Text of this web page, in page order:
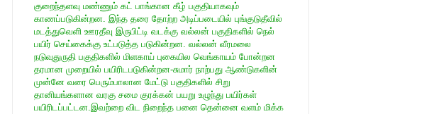
குறைந்தளவு மண்ணும் கட் பாங்கான கீழ் பகுதியாகவும்
காணப்படுகின்றன. இந்த தரை தோற்ற அடிப்படையில் புங்குடுதீவில்
மடத்துவெளி ஊரதீவு இருபிட்டி வடக்கு வல்லன் பகுதிகளில் நெல்
பயிர் செய்கைக்கு உட்படுத்த படுகின்றன. வல்லன் வீரமலை
நடுவுதுருதி பகுதிகளில் மிளகாய் புகையில வெங்காயம் போன்றன
தரமான முறையில் பயிரிடபடுகின்றன-சுமார் நாற்பது ஆண்டுகளின்
முன்னே வரை பெரும்பாலான மேட்டு பகுதிகளில் சிறு
தானியங்களான வரகு சமை குரக்கன் பயறு உழுந்து பயிர்கள்
பயிரிடப்பட்டன.இவற்றை விட நிறைந்த பனை தென்னை வளம் மிக்க